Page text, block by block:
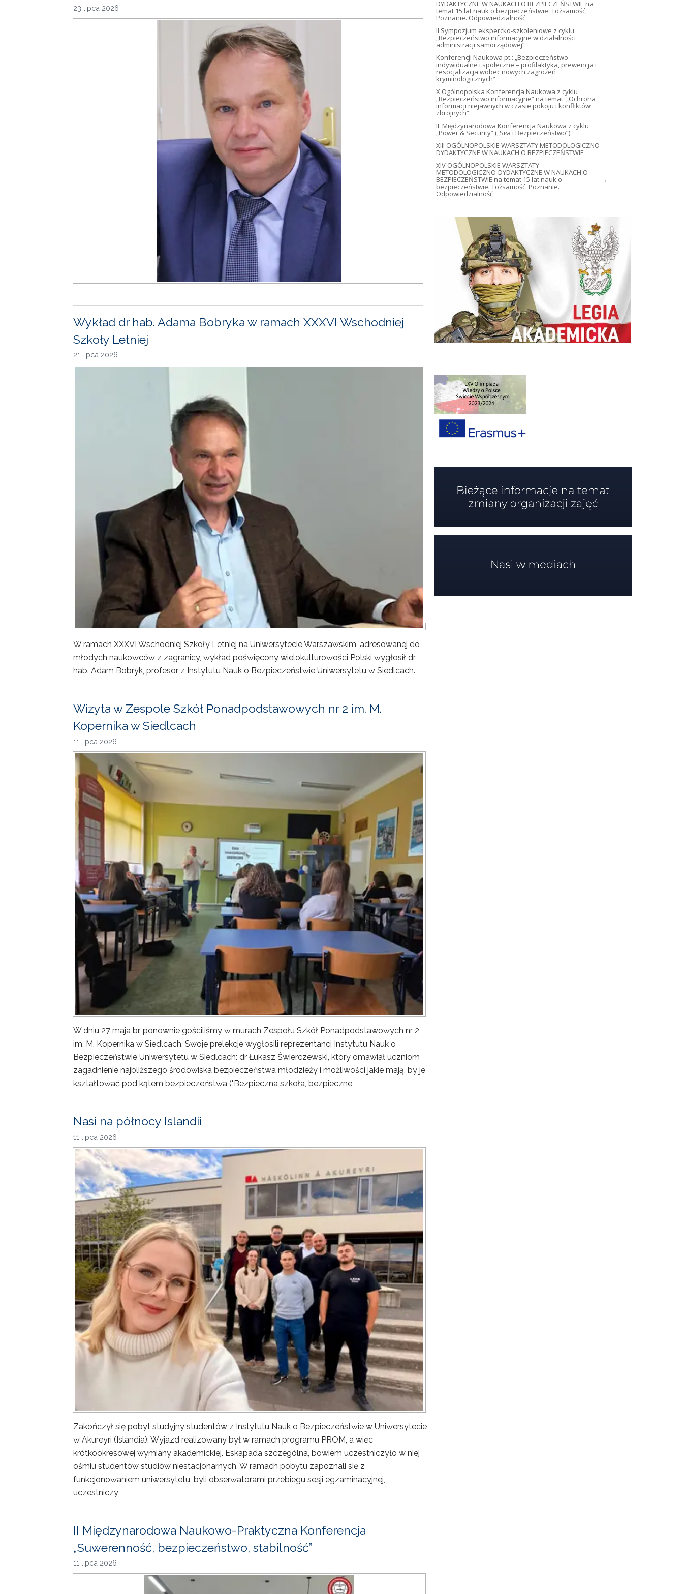
23 lipca 2026
Wykład dr hab. Adama Bobryka w ramach XXXVI Wschodniej
Szkoły Letniej
21 lipca 2026
W ramach XXXVI Wschodniej Szkoły Letniej na Uniwersytecie Warszawskim, adresowanej do
młodych naukowców z zagranicy, wykład poświęcony wielokulturowości Polski wygłosił dr
hab. Adam Bobryk, profesor z Instytutu Nauk o Bezpieczeństwie Uniwersytetu w Siedlcach.
Wizyta w Zespole Szkół Ponadpodstawowych nr 2 im. M.
Kopernika w Siedlcach
11 lipca 2026
W dniu 27 maja br. ponownie gościliśmy w murach Zespołu Szkół Ponadpodstawowych nr 2
im. M. Kopernika w Siedlcach. Swoje prelekcje wygłosili reprezentanci Instytutu Nauk o
Bezpieczeństwie Uniwersytetu w Siedlcach: dr Łukasz Świerczewski, który omawiał uczniom
zagadnienie najbliższego środowiska bezpieczeństwa młodzieży i możliwości jakie mają, by je
kształtować pod kątem bezpieczeństwa ("Bezpieczna szkoła, bezpieczne
Nasi na północy Islandii
11 lipca 2026
Zakończył się pobyt studyjny studentów z Instytutu Nauk o Bezpieczeństwie w Uniwersytecie
w Akureyri (Islandia). Wyjazd realizowany był w ramach programu PROM, a więc
krótkookresowej wymiany akademickiej. Eskapada szczególna, bowiem uczestniczyło w niej
ośmiu studentów studiów niestacjonarnych. W ramach pobytu zapoznali się z
funkcjonowaniem uniwersytetu, byli obserwatorami przebiegu sesji egzaminacyjnej,
uczestniczy
II Międzynarodowa Naukowo-Praktyczna Konferencja
„Suwerenność, bezpieczeństwo, stabilność”
11 lipca 2026
DYDAKTYCZNE W NAUKACH O BEZPIECZEŃSTWIE na
temat 15 lat nauk o bezpieczeństwie. Tożsamość.
Poznanie. Odpowiedzialność
II Sympozjum ekspercko-szkoleniowe z cyklu
„Bezpieczeństwo informacyjne w działalności
administracji samorządowej”
Konferencji Naukowa pt.: „Bezpieczeństwo
indywidualne i społeczne – profilaktyka, prewencja i
resocjalizacja wobec nowych zagrożeń
kryminologicznych”
X Ogólnopolska Konferencja Naukowa z cyklu
„Bezpieczeństwo informacyjne” na temat: „Ochrona
informacji niejawnych w czasie pokoju i konfliktów
zbrojnych”
II. Międzynarodowa Konferencja Naukowa z cyklu
„Power & Security” („Siła i Bezpieczeństwo”)
XIII OGÓLNOPOLSKIE WARSZTATY METODOLOGICZNO-
DYDAKTYCZNE W NAUKACH O BEZPIECZEŃSTWIE
XIV OGÓLNOPOLSKIE WARSZTATY
METODOLOGICZNO-DYDAKTYCZNE W NAUKACH O
BEZPIECZEŃSTWIE na temat 15 lat nauk o
bezpieczeństwie. Tożsamość. Poznanie.
Odpowiedzialność
→